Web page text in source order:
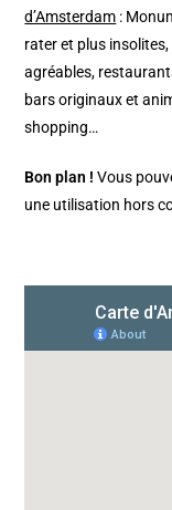
d’Amsterdam :
rater et plus
agréables,
bars originaux et
shopping…
Bon plan ! Vous
une utilisation hors